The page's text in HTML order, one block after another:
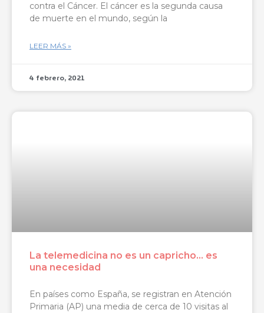
contra el Cáncer. El cáncer es la segunda causa
de muerte en el mundo, según la
LEER MÁS »
4 febrero, 2021
La telemedicina no es un capricho… es
una necesidad
En países como España, se registran en Atención
Primaria (AP) una media de cerca de 10 visitas al